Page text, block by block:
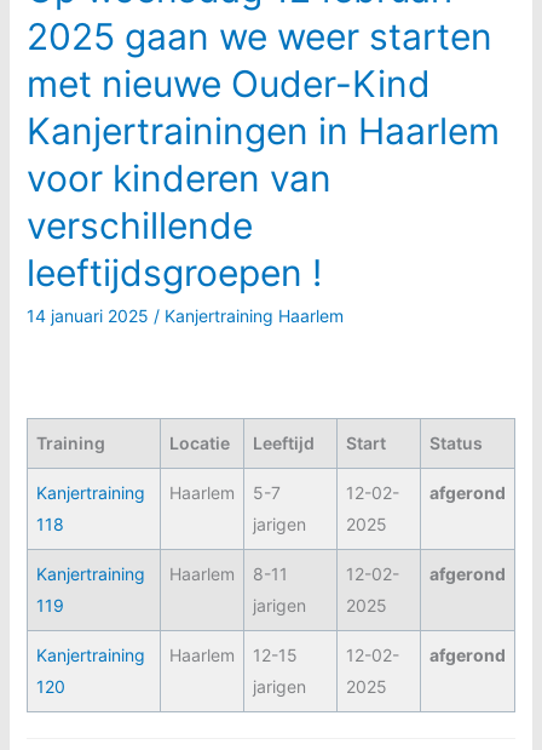
2025 gaan we weer starten
met nieuwe Ouder-Kind
Kanjertrainingen in Haarlem
voor kinderen van
verschillende
leeftijdsgroepen !
14 januari 2025 / Kanjertraining Haarlem
Training Locatie Leeftijd Start Status
Kanjertraining
118
Haarlem
5-7
jarigen
12-02-
2025
afgerond
Kanjertraining
119
Haarlem
8-11
jarigen
12-02-
2025
afgerond
Kanjertraining
120
Haarlem
12-15
jarigen
12-02-
2025
afgerond